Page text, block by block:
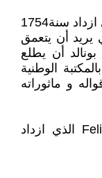
لويس دي بونالد Louis De Bonald الذي ازداد سنة1754
الذي يريد أن يتعمق
أن يطلع
الوطنية
و ماثوراته
فليسيتي دي لامني Felicité DeLamenais الذي ازداد